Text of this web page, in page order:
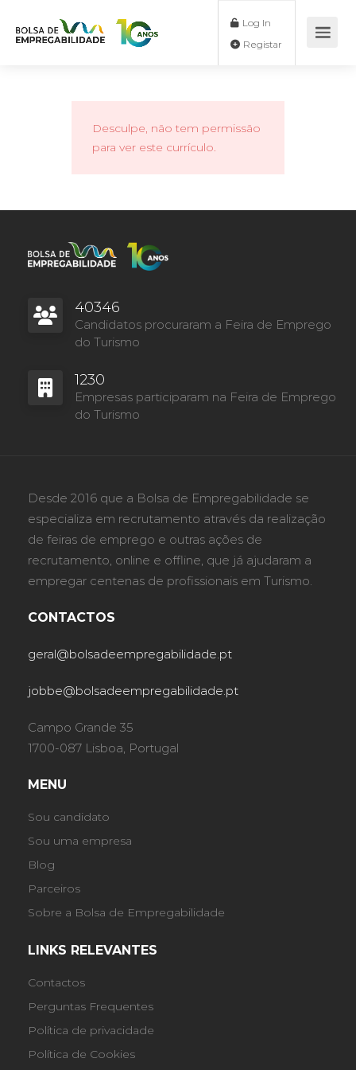
Log In
Desculpe, não tem permissão
para ver este currículo.
40346
Candidatos procuraram a Feira de Emprego
do Turismo
1230
Empresas participaram na Feira de Emprego
do Turismo
Desde 2016 que a Bolsa de Empregabilidade se
especializa em recrutamento através da realização
de feiras de emprego e outras ações de
recrutamento, online e offline, que já ajudaram a
empregar centenas de profissionais em Turismo.
CONTACTOS
geral@bolsadeempregabilidade.pt
jobbe@bolsadeempregabilidade.pt
Campo Grande 35
1700-087 Lisboa, Portugal
MENU
Sou candidato
Sou uma empresa
Blog
Parceiros
Sobre a Bolsa de Empregabilidade
LINKS RELEVANTES
Contactos
Perguntas Frequentes
Política de privacidade
Política de Cookies